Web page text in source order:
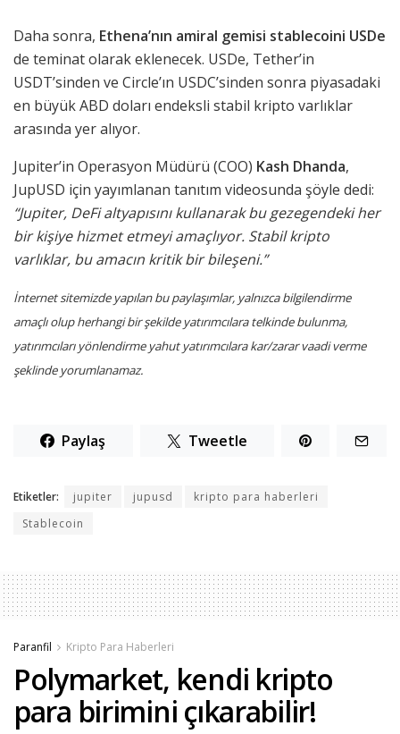
Daha sonra, Ethena’nın amiral gemisi stablecoini USDe
de teminat olarak eklenecek. USDe, Tether’in
USDT’sinden ve Circle’ın USDC’sinden sonra piyasadaki
en büyük ABD doları endeksli stabil kripto varlıklar
arasında yer alıyor.
Jupiter’in Operasyon Müdürü (COO) Kash Dhanda,
JupUSD için yayımlanan tanıtım videosunda şöyle dedi:
“Jupiter, DeFi altyapısını kullanarak bu gezegendeki her
bir kişiye hizmet etmeyi amaçlıyor. Stabil kripto
varlıklar, bu amacın kritik bir bileşeni.”
İnternet sitemizde yapılan bu paylaşımlar, yalnızca bilgilendirme
amaçlı olup herhangi bir şekilde yatırımcılara telkinde bulunma,
yatırımcıları yönlendirme yahut yatırımcılara kar/zarar vaadi verme
şeklinde yorumlanamaz.
Paylaş Tweetle
Etiketler: jupiter jupusd
kripto para haberleri
Stablecoin
Paranfil Kripto Para Haberleri
Polymarket, kendi kripto
para birimini çıkarabilir!